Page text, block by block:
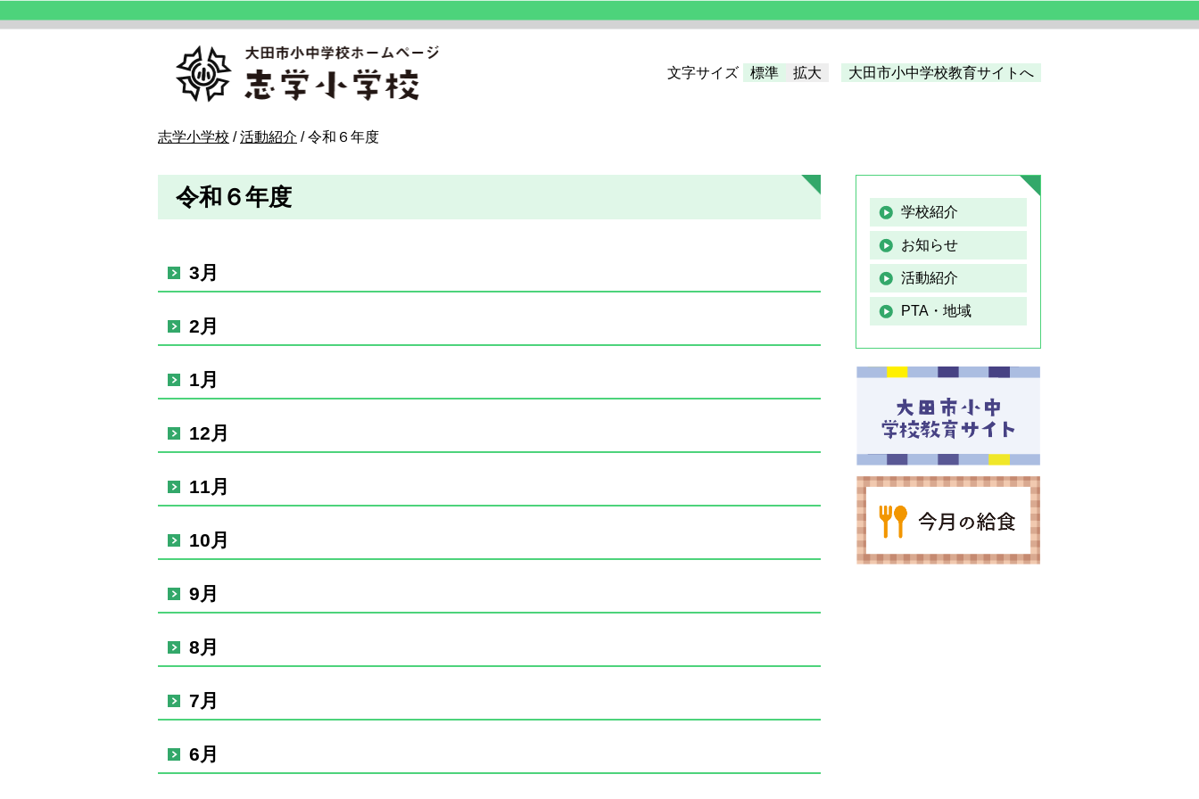
文字サイズ 標準 拡大 大田市小中学校教育サイトへ
現
の
置：
志学小学校 /活動紹介 /令和６年度
令和６年度
3月
2月
1月
12月
11月
10月
9月
8月
7月
6月
学校紹介
お知らせ
活動紹介
PTA・地域